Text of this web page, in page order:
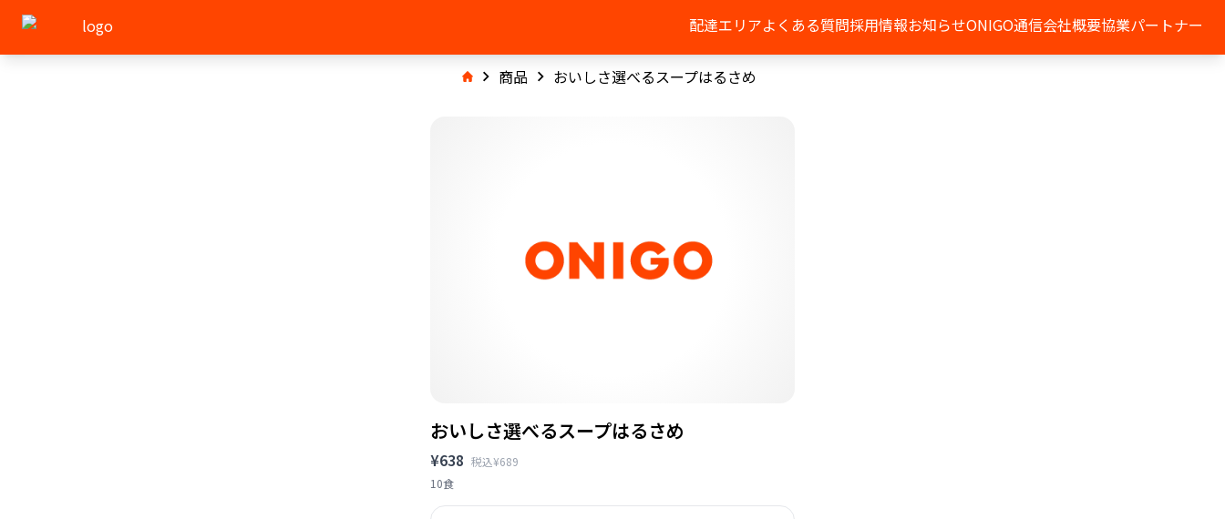
配達エリアよくある質問採用情報お知らせONIGO通信会社概要協業パートナー
商品 おいしさ選べるスープはるさめ
おいしさ選べるスープはるさめ
¥638 税込¥689
10食